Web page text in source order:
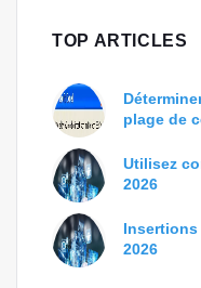
TOP ARTICLES
plage de
Utilisez
2026
Insertions
2026